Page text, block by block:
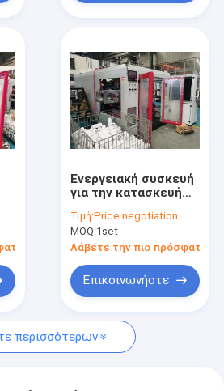
τιμή
Ενεργειακή συσκευή
για την κατασκευή
συσσωρευτών
Τιμή:Price negotiation.
MOQ:1set
Λάβετε την πιο πρόσφατη
Επικοινωνήστε
περισσότερων